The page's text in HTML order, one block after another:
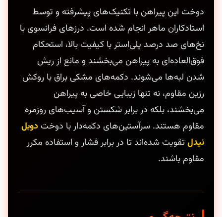
دوخت این پیراهن با تکنیک‌های پیشرفته و توسط
استادکاران ماهر انجام شده است. درزهای فرانسوی با
نخ‌های صد درصد پلی‌استر با کیفیت بالا، استحکام
فوق‌العاده‌ای به پیراهن می‌بخشند و مانع از ریش
شدن لبه‌ها می‌شوند. دکمه‌های مشکی براق با روکش
رزین مقاوم، نه تنها زیبایی خاصی به پیراهن
می‌بخشند، بلکه در برابر شکستن و آسیب‌های روزمره
مقاوم هستند. سرآستین‌های دکمه‌دار با دوخت دوبل
نیدل تقویت شده‌اند تا در برابر فشار و استفاده مکرر
مقاوم باشند.